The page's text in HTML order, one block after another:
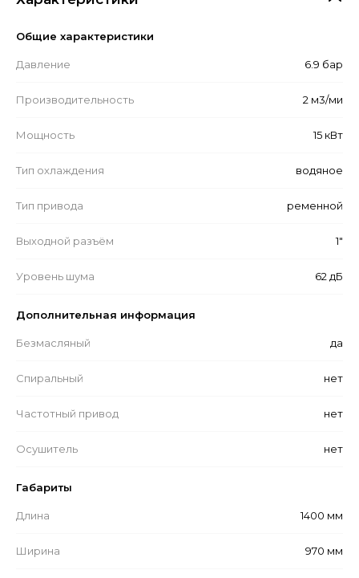
Общие характеристики
Давление 6.9 бар
Производительность 2 м3/ми
Мощность 15 кВт
Тип охлаждения водяное
Тип привода ременной
Выходной разъём 1"
Уровень шума 62 дБ
Дополнительная информация
Безмасляный да
Спиральный нет
Частотный привод нет
Осушитель нет
Габариты
Длина 1400 мм
Ширина 970 мм